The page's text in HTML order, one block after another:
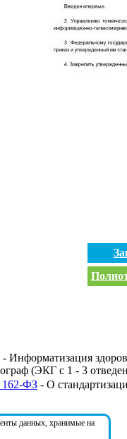
- Информатизация
(ЭКГ c 1 - 3
162-ФЗ - О
данных, хранимые на